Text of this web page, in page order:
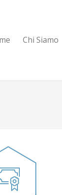
Chi Siamo